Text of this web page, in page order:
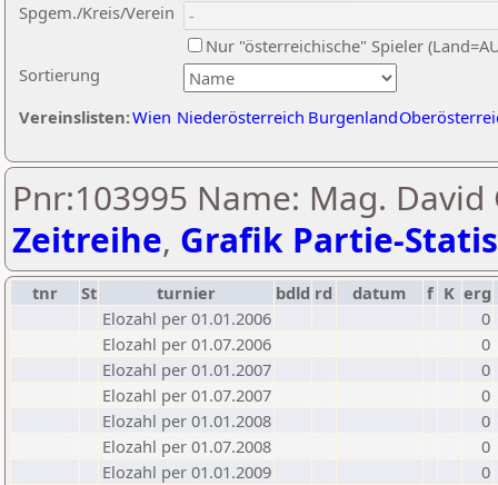
Sortierung
Spgem./Kreis/Verein
Nur "österreichische" Spieler
Vereinslisten:Wien Niederösterreich Burgenland
Pnr:103995 Name: Mag. David
Zeitreihe, Grafik Partie-
tnr St turnier bdld rd datum f K erg
Elozahl per 01.01.2006
0
Elozahl per 01.07.2006
0
Elozahl per 01.01.2007
0
Elozahl per 01.07.2007
0
Elozahl per 01.01.2008
0
Elozahl per 01.07.2008
0
Elozahl per 01.01.2009
0